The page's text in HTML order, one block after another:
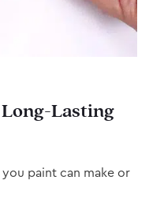
Long-Lasting
paint can make or